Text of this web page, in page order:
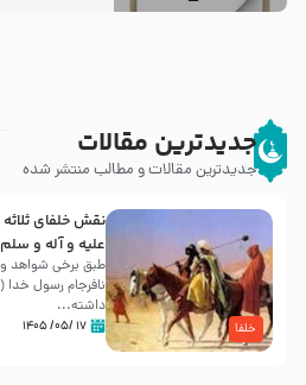
جدیدترین مقالات
جدیدترین مقالات و مطالب منتشر شده
خلفا
نقش خلفای ثلاثه
علیه و آله و سلم
طبق برخی شواهد و
نافرجام رسول
داشته‌...
۱۷ /۰۵/ ۱۴۰۵